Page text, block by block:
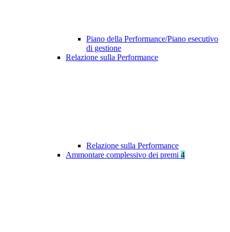
Piano della Performance/Piano esecutivo
di gestione
Relazione sulla Performance
Relazione sulla Performance
Ammontare complessivo dei premi 4